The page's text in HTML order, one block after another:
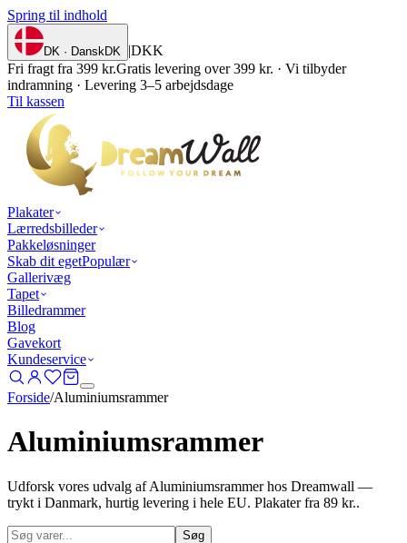
Spring til indhold
DK · DanskDK |DKK
Fri fragt fra 399 kr.Gratis levering over 399 kr. · Vi tilbyder
indramning · Levering 3–5 arbejdsdage
Til kassen
Plakater
Lærredsbilleder
Pakkeløsninger
Skab dit egetPopulær
Gallerivæg
Tapet
Billedrammer
Blog
Gavekort
Kundeservice
Forside/Aluminiumsrammer
Aluminiumsrammer
Udforsk vores udvalg af Aluminiumsrammer hos Dreamwall —
trykt i Danmark, hurtig levering i hele EU. Plakater fra 89 kr..
Søg